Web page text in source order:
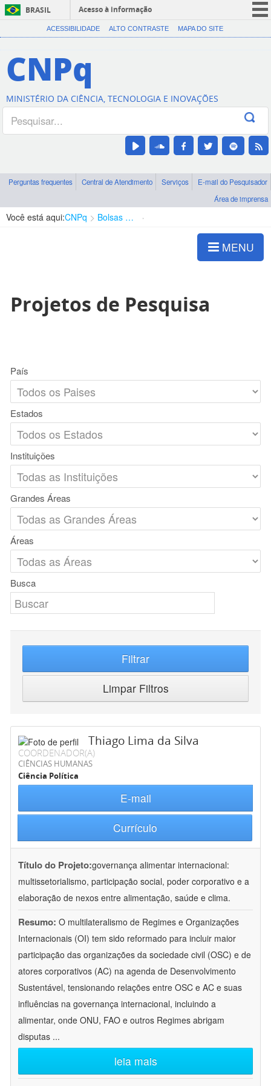
BRASIL
Acesso à informação
CORONAVÍRUS (COVID-19)
Canais
ACESSIBILIDADE ALTO CONTRASTE MAPA DO SITE
CNPq
MINISTÉRIO DA CIÊNCIA, TECNOLOGIA E INOVAÇÕES
Perguntas frequentes Central de Atendimento Serviços
E-mail do Pesquisador
Área de imprensa
Você está aqui:CNPq Bolsas e Auxílios Vigentes
MENU
Projetos de Pesquisa
País
Estados
Instituições
Grandes Áreas
Áreas
Busca
Filtrar
Limpar Filtros
Thiago Lima da Silva
COORDENADOR(A)
CIÊNCIAS HUMANAS
Ciência Política
E-mail
Currículo
Título do Projeto:governança alimentar internacional:
multissetorialismo, participação social, poder corporativo e a
elaboração de nexos entre alimentação, saúde e clima.
Resumo: O multilateralismo de Regimes e Organizações
Internacionais (OI) tem sido reformado para incluir maior
participação das organizações da sociedade civil (OSC) e de
atores corporativos (AC) na agenda de Desenvolvimento
Sustentável, tensionando relações entre OSC e AC e suas
influências na governança internacional, incluindo a
alimentar, onde ONU, FAO e outros Regimes abrigam
disputas ...
leia mais